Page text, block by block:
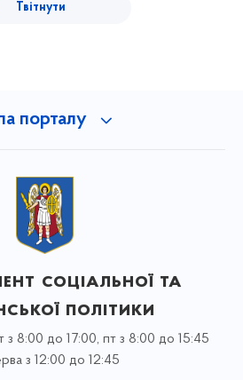
Твітнути
порталу
соціальної та
політики
з 8:00 до 17:00, пт з 8:00 до 15:45
з 12:00 до 12:45